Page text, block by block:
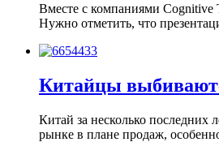
Вместе с компаниями Cognitive
Нужно отметить, что
Китайцы
Китай за несколько последних
рынке в плане продаж,